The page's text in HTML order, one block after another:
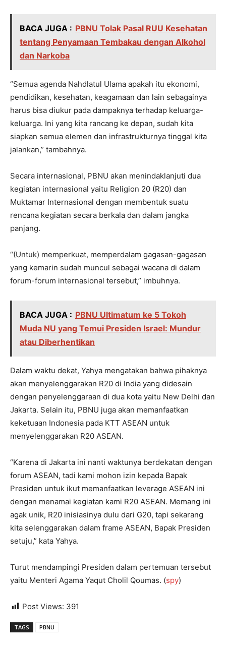
BACA JUGA : PBNU Tolak Pasal RUU Kesehatan
tentang Penyamaan Tembakau dengan Alkohol
dan Narkoba
“Semua agenda Nahdlatul Ulama apakah itu ekonomi,
pendidikan, kesehatan, keagamaan dan lain sebagainya
harus bisa diukur pada dampaknya terhadap keluarga-
keluarga. Ini yang kita rancang ke depan, sudah kita
siapkan semua elemen dan infrastrukturnya tinggal kita
jalankan,” tambahnya.
Secara internasional, PBNU akan menindaklanjuti dua
kegiatan internasional yaitu Religion 20 (R20) dan
Muktamar Internasional dengan membentuk suatu
rencana kegiatan secara berkala dan dalam jangka
panjang.
“(Untuk) memperkuat, memperdalam gagasan-gagasan
yang kemarin sudah muncul sebagai wacana di dalam
forum-forum internasional tersebut,” imbuhnya.
BACA JUGA : PBNU Ultimatum ke 5 Tokoh
Muda NU yang Temui Presiden Israel: Mundur
atau Diberhentikan
Dalam waktu dekat, Yahya mengatakan bahwa pihaknya
akan menyelenggarakan R20 di India yang didesain
dengan penyelenggaraan di dua kota yaitu New Delhi dan
Jakarta. Selain itu, PBNU juga akan memanfaatkan
keketuaan Indonesia pada KTT ASEAN untuk
menyelenggarakan R20 ASEAN.
“Karena di Jakarta ini nanti waktunya berdekatan dengan
forum ASEAN, tadi kami mohon izin kepada Bapak
Presiden untuk ikut memanfaatkan leverage ASEAN ini
dengan menamai kegiatan kami R20 ASEAN. Memang ini
agak unik, R20 inisiasinya dulu dari G20, tapi sekarang
kita selenggarakan dalam frame ASEAN, Bapak Presiden
setuju,” kata Yahya.
Turut mendampingi Presiden dalam pertemuan tersebut
yaitu Menteri Agama Yaqut Cholil Qoumas. (spy)
Post Views: 391
TAGS PBNU